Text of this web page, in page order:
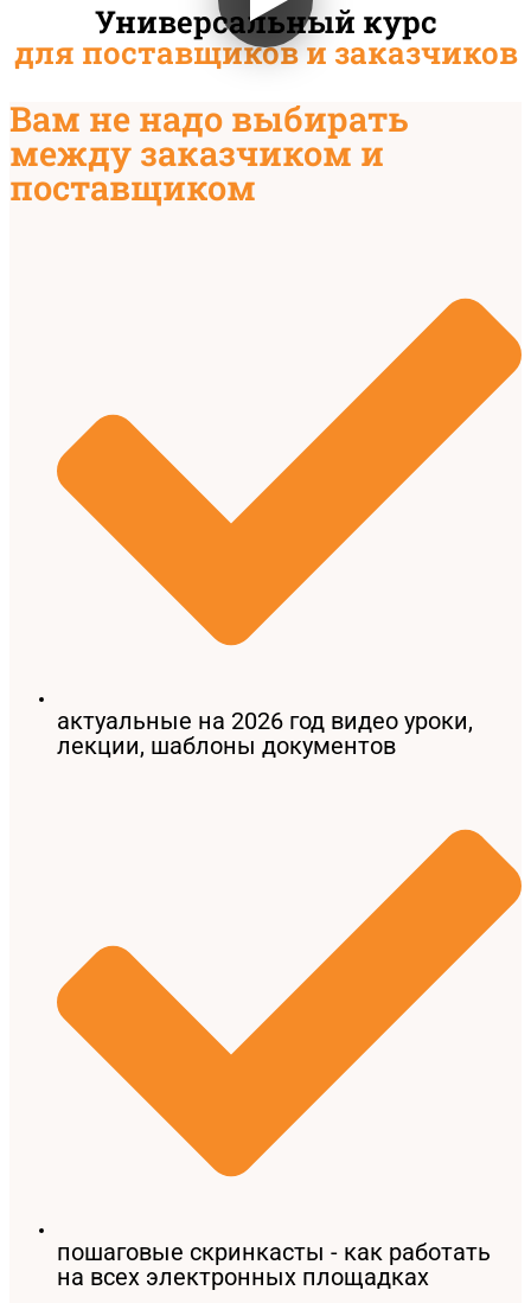
Универсальный курс
для поставщиков и заказчиков
Вам не надо выбирать
между заказчиком и
поставщиком
актуальные на 2026 год видео уроки,
лекции, шаблоны документов​
пошаговые скринкасты - как работать
на всех электронных площадках